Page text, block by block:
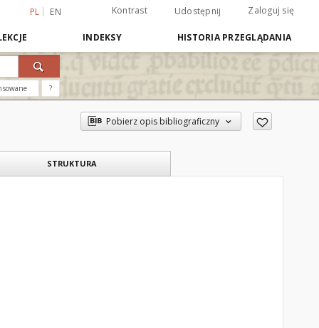
PL EN Kontrast Udostępnij Zaloguj się
INDEKSY HISTORIA PRZEGLĄDANIA
?
Pobierz opis bibliograficzny
STRUKTURA